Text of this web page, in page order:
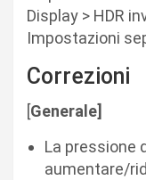
Display > HDR
Impostazioni
Correzioni
[Generale]
La pressione
aumentare/